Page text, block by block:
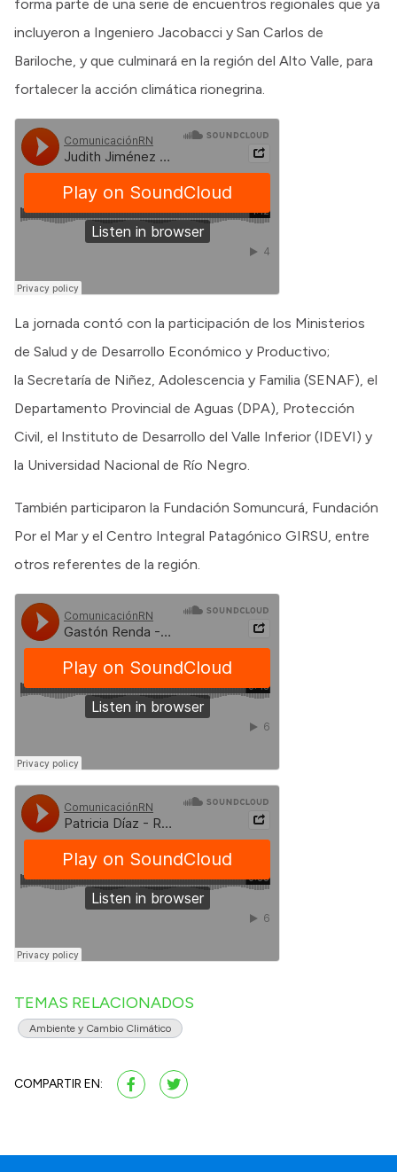
forma parte de una serie de encuentros regionales que ya
incluyeron a Ingeniero Jacobacci y San Carlos de
Bariloche, y que culminará en la región del Alto Valle, para
fortalecer la acción climática rionegrina.
La jornada contó con la participación de los Ministerios
de Salud y de Desarrollo Económico y Productivo;
la Secretaría de Niñez, Adolescencia y Familia (SENAF), el
Departamento Provincial de Aguas (DPA), Protección
Civil, el Instituto de Desarrollo del Valle Inferior (IDEVI) y
la Universidad Nacional de Río Negro.
También participaron la Fundación Somuncurá, Fundación
Por el Mar y el Centro Integral Patagónico GIRSU, entre
otros referentes de la región.
TEMAS RELACIONADOS
Ambiente y Cambio Climático
COMPARTIR EN: